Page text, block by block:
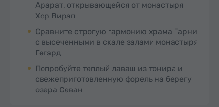
Арарат, открывающейся от монастыря
Хор Вирап
Сравните строгую гармонию храма Гарни
с высеченными в скале залами монастыря
Гегард
Попробуйте теплый лаваш из тонира и
свежеприготовленную форель на берегу
озера Севан